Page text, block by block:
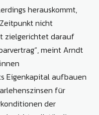
herauskommt,
nicht
zielgerichtet darauf
meint Arndt
Eigenkapital aufbauen
für
der